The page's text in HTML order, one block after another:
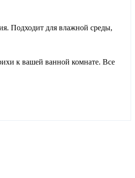
Подходит для влажной среды,
к вашей ванной комнате. Все